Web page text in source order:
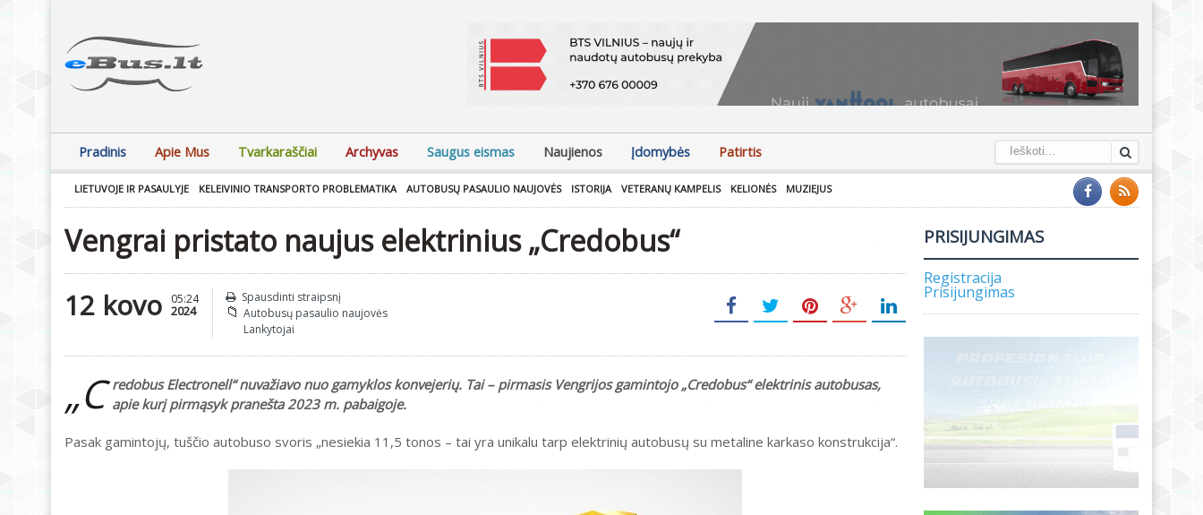
Pradinis Apie Mus Tvarkaraščiai Archyvas Saugus eismas Naujienos Įdomybės Patirtis
LIETUVOJE IR PASAULYJE KELEIVINIO TRANSPORTO PROBLEMATIKA AUTOBUSŲ PASAULIO NAUJOVĖS ISTORIJA VETERANŲ KAMPELIS KELIONĖS MUZIEJUS
Vengrai pristato naujus elektrinius „Credobus“
12 kovo 05:24
2024
Spausdinti straipsnį
Autobusų pasaulio naujovės
Lankytojai
„C redobus Electronell“ nuvažiavo nuo gamyklos konvejerių. Tai – pirmasis Vengrijos gamintojo „Credobus“ elektrinis autobusas,
apie kurį pirmąsyk pranešta 2023 m. pabaigoje.
Pasak gamintojų, tuščio autobuso svoris „nesiekia 11,5 tonos – tai yra unikalu tarp elektrinių autobusų su metaline karkaso konstrukcija“.
PRISIJUNGIMAS
Registracija
Prisijungimas